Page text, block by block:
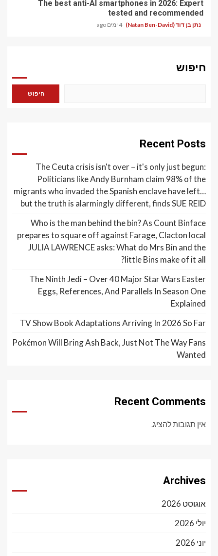
The best anti-AI smartphones in 2026: Expert
tested and recommended
נתן בן דוד (Natan Ben-David) 4 ימים ago
חיפוש
חיפוש
Recent Posts
The Ceuta crisis isn't over – it's only just begun:
Politicians like Andy Burnham claim 98% of the
migrants who invaded the Spanish enclave have left…
but the truth is alarmingly different, finds SUE REID
Who is the man behind the bin? As Count Binface
prepares to square off against Farage, Clacton local
JULIA LAWRENCE asks: What do Mrs Bin and the
little Bins make of it all?
The Ninth Jedi – Over 40 Major Star Wars Easter
Eggs, References, And Parallels In Season One
Explained
TV Show Book Adaptations Arriving In 2026 So Far
Pokémon Will Bring Ash Back, Just Not The Way Fans
Wanted
Recent Comments
אין תגובות להציג.
Archives
אוגוסט 2026
יולי 2026
יוני 2026